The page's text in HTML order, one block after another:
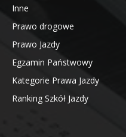
Inne
Prawo drogowe
Prawo Jazdy
Egzamin Państwowy
Kategorie Prawa Jazdy
Ranking Szkół Jazdy